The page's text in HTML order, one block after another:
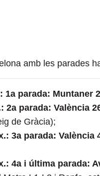
amb les parades
parada: Muntaner
2a parada: València
de Gràcia);
3a parada: València
4a i última parada: